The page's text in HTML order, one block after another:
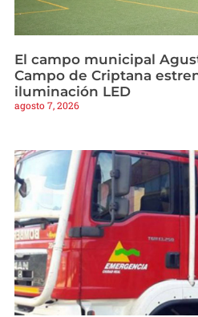
El campo municipal
Campo de Criptana
iluminación LED
agosto 7, 2026